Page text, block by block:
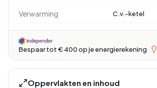
Verwarming C.v.-ketel
Bespaar tot € 400 op je energierekening
Oppervlakten en inhoud